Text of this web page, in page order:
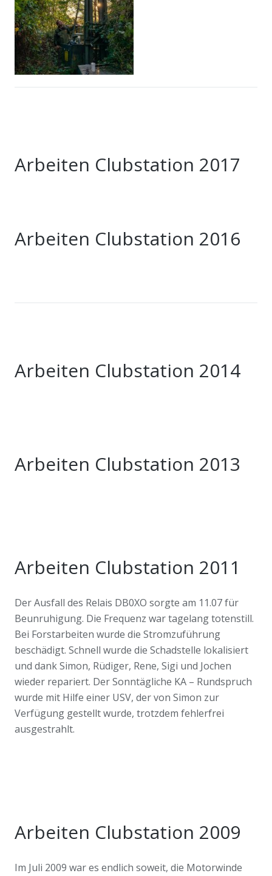
Arbeiten Clubstation 2017
Arbeiten Clubstation 2016
Arbeiten Clubstation 2014
Arbeiten Clubstation 2013
Arbeiten Clubstation 2011
Der Ausfall des Relais DB0XO sorgte am 11.07 für
Beunruhigung. Die Frequenz war tagelang totenstill.
Bei Forstarbeiten wurde die Stromzuführung
beschädigt. Schnell wurde die Schadstelle lokalisiert
und dank Simon, Rüdiger, Rene, Sigi und Jochen
wieder repariert. Der Sonntägliche KA – Rundspruch
wurde mit Hilfe einer USV, der von Simon zur
Verfügung gestellt wurde, trotzdem fehlerfrei
ausgestrahlt.
Arbeiten Clubstation 2009
Im Juli 2009 war es endlich soweit, die Motorwinde